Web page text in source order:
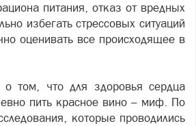
питания, отказ от вредных
избегать стрессовых ситуаций
оценивать все происходящее в
о том, что для здоровья сердца
пить красное вино – миф. По
которые проводились